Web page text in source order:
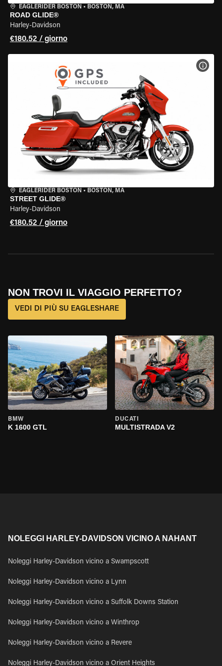
EAGLERIDER BOSTON • BOSTON, MA
ROAD GLIDE®
Harley-Davidson
€180.52 / giorno
EAGLERIDER BOSTON • BOSTON, MA
STREET GLIDE®
Harley-Davidson
€180.52 / giorno
NON TROVI IL VIAGGIO PERFETTO?
VEDI DI PIÙ SU EAGLESHARE
BMW
K 1600 GTL
DUCATI
MULTISTRADA V2
NOLEGGI HARLEY-DAVIDSON VICINO A NAHANT
Noleggi Harley-Davidson vicino a Swampscott
Noleggi Harley-Davidson vicino a Lynn
Noleggi Harley-Davidson vicino a Suffolk Downs Station
Noleggi Harley-Davidson vicino a Winthrop
Noleggi Harley-Davidson vicino a Revere
Noleggi Harley-Davidson vicino a Orient Heights